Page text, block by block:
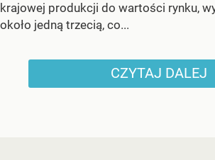
krajowej produkcji do wartości rynku,
około jedną trzecią, co...
CZYTAJ DALEJ